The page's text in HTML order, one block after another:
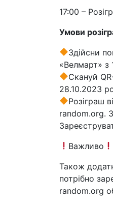
17:00 –
Умови
Здійсни
«Велмарт» з
Скануй
28.10.2023
Розіграш
random.org.
Важливо
Також
потрібно
random.org